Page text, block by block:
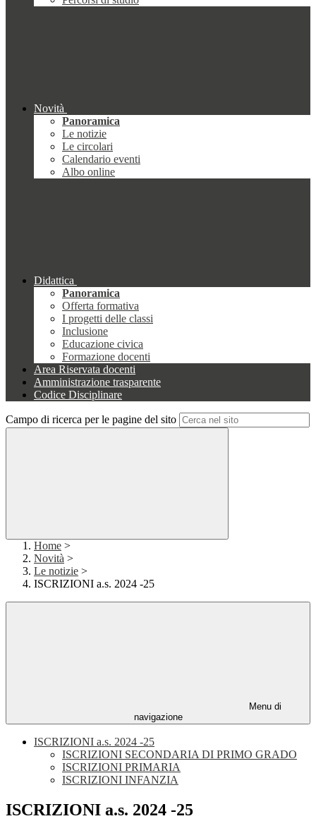
Novità
Panoramica
Le notizie
Le circolari
Calendario eventi
Albo online
Didattica
Panoramica
Offerta formativa
I progetti delle classi
Inclusione
Educazione civica
Formazione docenti
Area Riservata docenti
Amministrazione trasparente
Codice Disciplinare
Campo di ricerca per le pagine del sito
Home >
Novità >
Le notizie >
ISCRIZIONI a.s. 2024 -25
Menu di
navigazione
ISCRIZIONI a.s. 2024 -25
ISCRIZIONI SECONDARIA DI PRIMO GRADO
ISCRIZIONI PRIMARIA
ISCRIZIONI INFANZIA
ISCRIZIONI a.s. 2024 -25